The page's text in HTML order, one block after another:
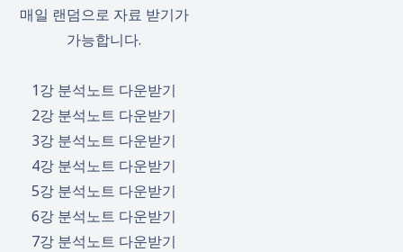
매일 랜덤으로 자료 받기가
가능합니다.
1강 분석노트 다운받기
2강 분석노트 다운받기
3강 분석노트 다운받기
4강 분석노트 다운받기
5강 분석노트 다운받기
6강 분석노트 다운받기
7강 분석노트 다운받기